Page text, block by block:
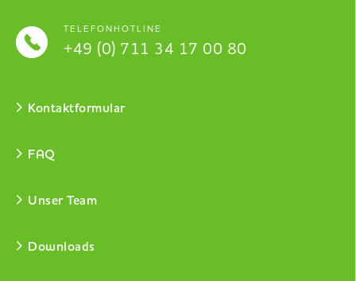
TELEFONHOTLINE
+49 (0) 711 34 17 00 80
Kontaktformular
FAQ
Unser Team
Downloads